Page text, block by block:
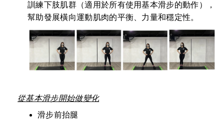
訓練下肢肌群（適用於所有使用基本滑步的動作），
幫助發展橫向運動肌肉的平衡、力量和穩定性。
從基本滑步開始做變化
滑步前抬腿